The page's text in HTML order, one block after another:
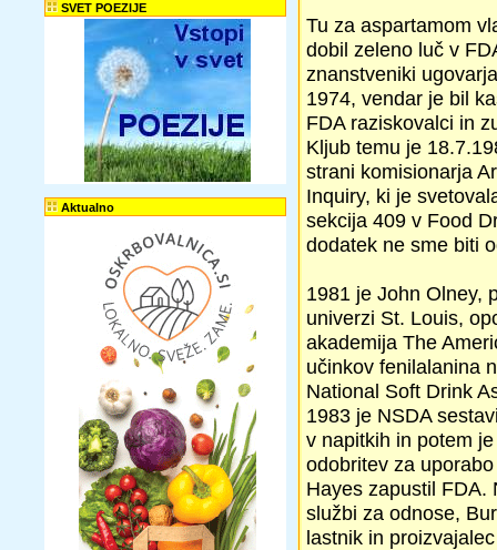
SVET POEZIJE
Aktualno
Tu za aspartamom
dobil zeleno luč v
znanstveniki
1974, vendar je bil
FDA raziskovalci in
Kljub temu je
strani komisionarja
Inquiry, ki je
sekcija 409 v Food
dodatek ne sme biti
1981 je John Olney,
univerzi St. Louis,
akademija The
učinkov fenilalanina
National Soft Drink
1983 je NSDA
v napitkih in potem
odobritev za
Hayes zapustil FDA.
službi za odnose,
lastnik in